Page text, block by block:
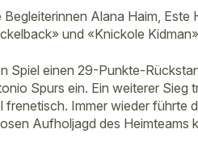
Alana Haim, Este
und «Knickole
Spiel einen 29-Punkte-
Spurs ein. Ein weiterer Sieg
Immer wieder führte
Aufholjagd des Heimteams